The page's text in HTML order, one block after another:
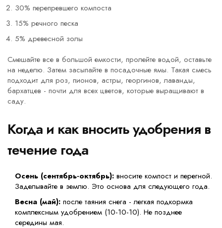
30% перепревшего компоста
15% речного песка
5% древесной золы
Смешайте все в большой емкости, пролейте водой, оставьте
на неделю. Затем засыпайте в посадочные ямы. Такая смесь
подходит для роз, пионов, астры, георгинов, лаванды,
бархатцев - почти для всех цветов, которые выращивают в
саду.
Когда и как вносить удобрения в
течение года
Осень (сентябрь-октябрь): вносите компост и перегной.
Заделывайте в землю. Это основа для следующего года.
Весна (май): после таяния снега - легкая подкормка
комплексным удобрением (10-10-10). Не позднее
середины мая.